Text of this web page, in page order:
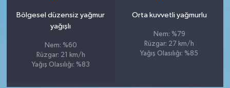
Bölgesel düzensiz yağmur
yağışlı
Nem: %60
Rüzgar: 21 km/h
Yağış Olasılığı: %83
Orta kuvvetli yağmurlu
Nem: %79
Rüzgar: 27 km/h
Yağış Olasılığı: %85